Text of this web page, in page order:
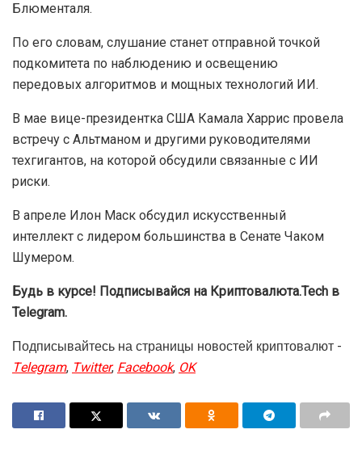
Блюменталя.
По его словам, слушание станет отправной точкой
подкомитета по наблюдению и освещению
передовых алгоритмов и мощных технологий ИИ.
В мае вице-президентка США Камала Харрис провела
встречу с Альтманом и другими руководителями
техгигантов, на которой обсудили связанные с ИИ
риски.
В апреле Илон Маск обсудил искусственный
интеллект с лидером большинства в Сенате Чаком
Шумером.
Будь в курсе! Подписывайся на Криптовалюта.Tech в
Telegram.
Подписывайтесь на страницы новостей криптовалют -
Telegram,Twitter,Facebook,OK